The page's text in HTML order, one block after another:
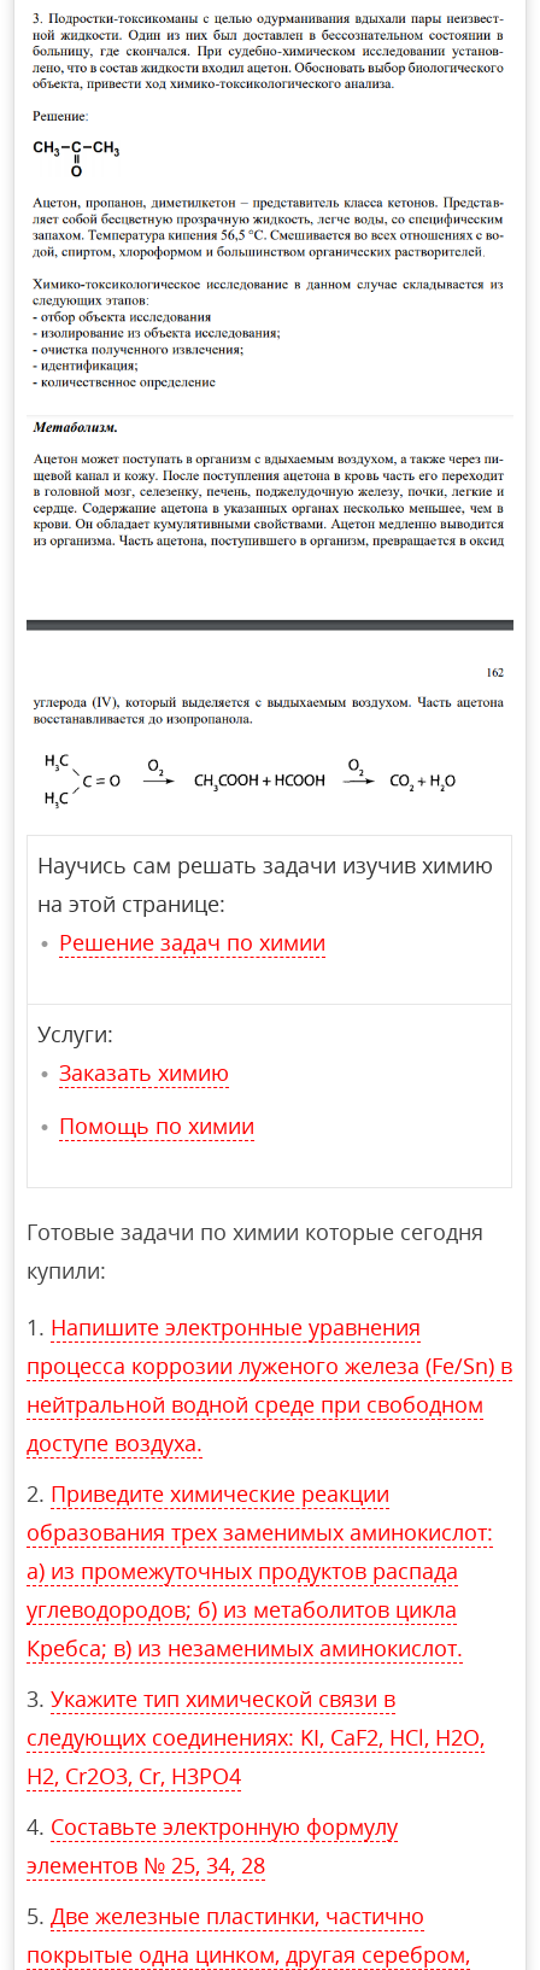
Научись сам решать задачи изучив химию
на этой странице:
Решение задач по химии
Услуги:
Заказать химию
Помощь по химии
Готовые задачи по химии которые сегодня
купили:
Напишите электронные уравнения
процесса коррозии луженого железа (Fe/Sn) в
нейтральной водной среде при свободном
доступе воздуха.
Приведите химические реакции
образования трех заменимых аминокислот:
а) из промежуточных продуктов распада
углеводородов; б) из метаболитов цикла
Кребса; в) из незаменимых аминокислот.
Укажите тип химической связи в
следующих соединениях: KI, CaF2, HCl, H2O,
H2, Cr2O3, Cr, H3PO4
Составьте электронную формулу
элементов № 25, 34, 28
Две железные пластинки, частично
покрытые одна цинком, другая серебром,